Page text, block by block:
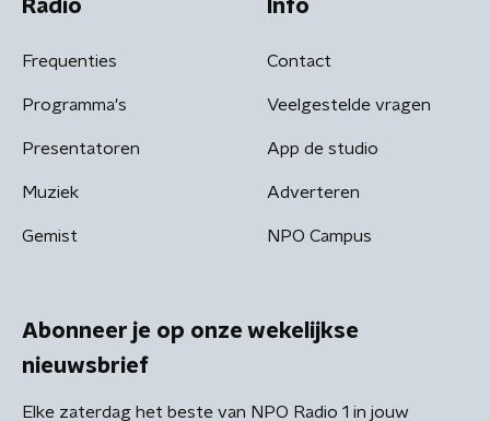
Radio
Frequenties
Programma's
Presentatoren
Muziek
Gemist
Info
Contact
Veelgestelde vragen
App de studio
Adverteren
NPO Campus
Abonneer je op onze wekelijkse
nieuwsbrief
Elke zaterdag het beste van NPO Radio 1 in jouw